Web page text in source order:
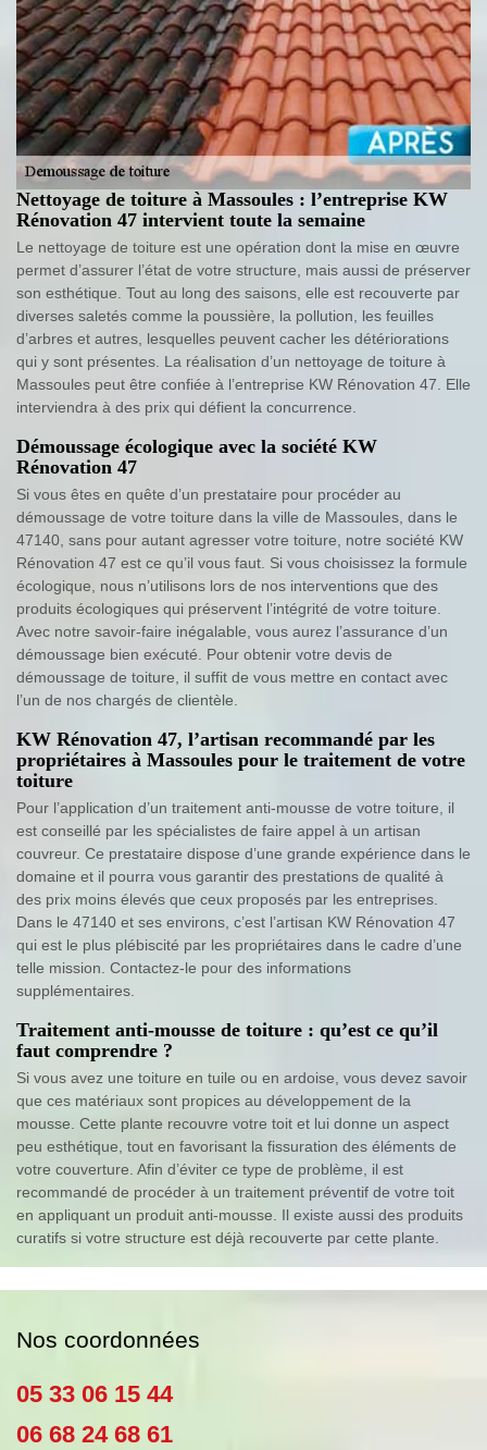
Nettoyage de toiture à Massoules : l’entreprise KW
Rénovation 47 intervient toute la semaine
Le nettoyage de toiture est une opération dont la mise en œuvre
permet d’assurer l’état de votre structure, mais aussi de préserver
son esthétique. Tout au long des saisons, elle est recouverte par
diverses saletés comme la poussière, la pollution, les feuilles
d’arbres et autres, lesquelles peuvent cacher les détériorations
qui y sont présentes. La réalisation d’un nettoyage de toiture à
Massoules peut être confiée à l’entreprise KW Rénovation 47. Elle
interviendra à des prix qui défient la concurrence.
Démoussage écologique avec la société KW
Rénovation 47
Si vous êtes en quête d’un prestataire pour procéder au
démoussage de votre toiture dans la ville de Massoules, dans le
47140, sans pour autant agresser votre toiture, notre société KW
Rénovation 47 est ce qu’il vous faut. Si vous choisissez la formule
écologique, nous n’utilisons lors de nos interventions que des
produits écologiques qui préservent l’intégrité de votre toiture.
Avec notre savoir-faire inégalable, vous aurez l’assurance d’un
démoussage bien exécuté. Pour obtenir votre devis de
démoussage de toiture, il suffit de vous mettre en contact avec
l’un de nos chargés de clientèle.
KW Rénovation 47, l’artisan recommandé par les
propriétaires à Massoules pour le traitement de votre
toiture
Pour l’application d’un traitement anti-mousse de votre toiture, il
est conseillé par les spécialistes de faire appel à un artisan
couvreur. Ce prestataire dispose d’une grande expérience dans le
domaine et il pourra vous garantir des prestations de qualité à
des prix moins élevés que ceux proposés par les entreprises.
Dans le 47140 et ses environs, c’est l’artisan KW Rénovation 47
qui est le plus plébiscité par les propriétaires dans le cadre d’une
telle mission. Contactez-le pour des informations
supplémentaires.
Traitement anti-mousse de toiture : qu’est ce qu’il
faut comprendre ?
Si vous avez une toiture en tuile ou en ardoise, vous devez savoir
que ces matériaux sont propices au développement de la
mousse. Cette plante recouvre votre toit et lui donne un aspect
peu esthétique, tout en favorisant la fissuration des éléments de
votre couverture. Afin d’éviter ce type de problème, il est
recommandé de procéder à un traitement préventif de votre toit
en appliquant un produit anti-mousse. Il existe aussi des produits
curatifs si votre structure est déjà recouverte par cette plante.
Nos coordonnées
05 33 06 15 44
06 68 24 68 61